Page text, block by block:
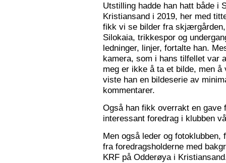
Utstilling hadde han hatt både i
Kristiansand i 2019, her med
fikk vi se bilder fra
Silokaia, trikkespor og
ledninger, linjer, fortalte han.
kamera, som i hans tilfellet var
meg er ikke å ta et bilde, men
viste han en bildeserie av
kommentarer.
Også han fikk overrakt en gave
interessant foredrag i klubben
Men også leder og
fra foredragsholderne med
KRF på Odderøya i